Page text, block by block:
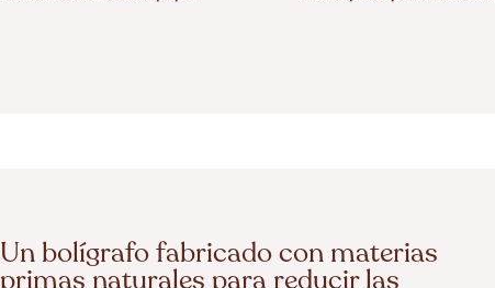
Un bolígrafo fabricado con materias
primas naturales para reducir las